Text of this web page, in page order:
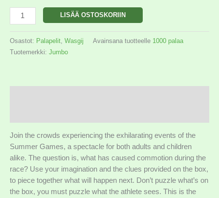
LISÄÄ OSTOSKORIIN
Osastot: Palapelit Wasgij Avainsana tuotteelle 1000 palaa
Tuotemerkki: Jumbo
Join the crowds experiencing the exhilarating events of the
Summer Games, a spectacle for both adults and children
alike. The question is, what has caused commotion during the
race? Use your imagination and the clues provided on the box,
to piece together what will happen next. Don’t puzzle what’s on
the box, you must puzzle what the athlete sees. This is the